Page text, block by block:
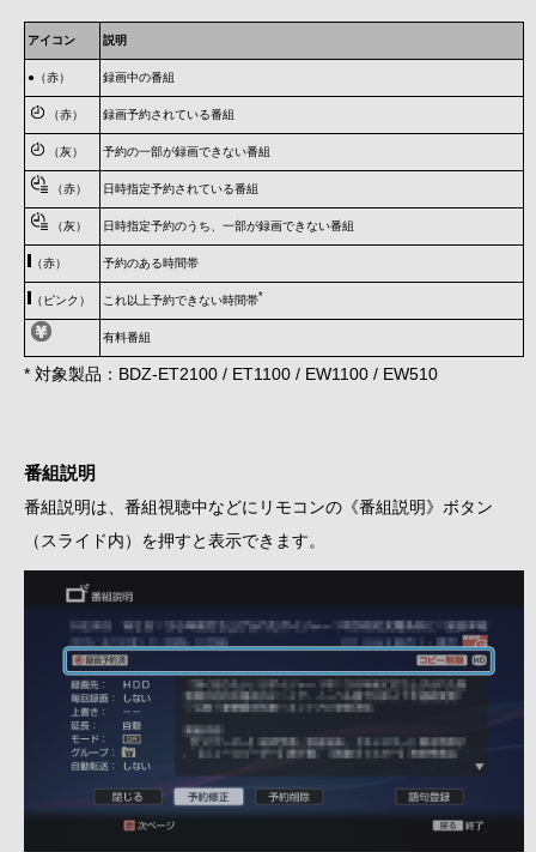
アイコン 説明
●（赤） 録画中の番組
（赤） 録画予約されている番組
（灰） 予約の一部が録画できない番組
（赤） 日時指定予約されている番組
（灰） 日時指定予約のうち、一部が録画できない番組
（赤） 予約のある時間帯
（ピンク） これ以上予約できない時間帯*
有料番組
* 対象製品：BDZ-ET2100 / ET1100 / EW1100 / EW510
番組説明
番組説明は、番組視聴中などにリモコンの《番組説明》ボタン
（スライド内）を押すと表示できます。